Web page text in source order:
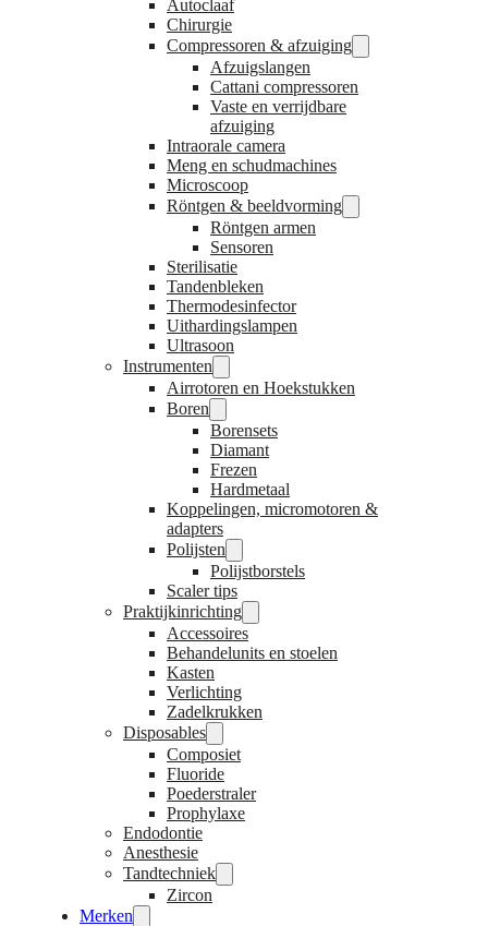
Autoclaaf
Chirurgie
Compressoren & afzuiging
Afzuigslangen
Cattani compressoren
Vaste en verrijdbare
afzuiging
Intraorale camera
Meng en schudmachines
Microscoop
Röntgen & beeldvorming
Röntgen armen
Sensoren
Sterilisatie
Tandenbleken
Thermodesinfector
Uithardingslampen
Ultrasoon
Instrumenten
Airrotoren en Hoekstukken
Boren
Borensets
Diamant
Frezen
Hardmetaal
Koppelingen, micromotoren &
adapters
Polijsten
Polijstborstels
Scaler tips
Praktijkinrichting
Accessoires
Behandelunits en stoelen
Kasten
Verlichting
Zadelkrukken
Disposables
Composiet
Fluoride
Poederstraler
Prophylaxe
Endodontie
Anesthesie
Tandtechniek
Zircon
Merken